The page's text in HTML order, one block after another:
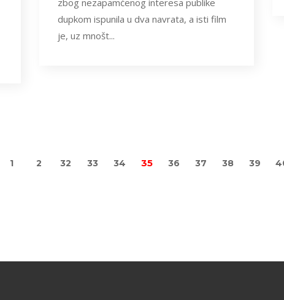
dupkom ispunila u dva navrata, a isti film
je, uz mnošt...
1 2 32 33 34 35 36 37 38 39